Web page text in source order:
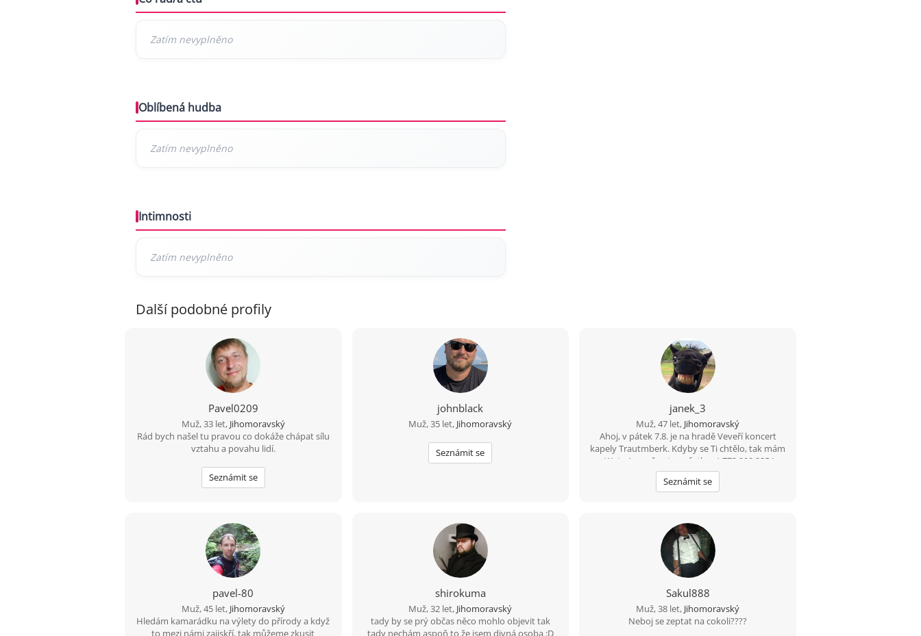
Oblíbená hudba
Intimnosti
Další podobné profily
Pavel0209
Muž, 33 let, Jihomoravský
Rád bych našel tu pravou co dokáže chápat sílu
vztahu a povahu lidí.
Seznámit se
johnblack
Muž, 35 let, Jihomoravský
Seznámit se
janek_3
Muž, 47 let, Jihomoravský
Ahoj, v pátek 7.8. je na hradě Veveří koncert
kapely Trautmberk. Kdyby se Ti chtělo, tak mám
na Wats Appu čerstvou fotku :-) 773 908 225 Jan
Seznámit se
pavel-80
Muž, 45 let, Jihomoravský
Hledám kamarádku na výlety do přírody a když
to mezi námi zajiskří, tak můžeme zkusit
shirokuma
Muž, 32 let, Jihomoravský
tady by se prý občas něco mohlo objevit tak
tady nechám aspoň to že jsem divná osoba :D
Sakul888
Muž, 38 let, Jihomoravský
Neboj se zeptat na cokoli????